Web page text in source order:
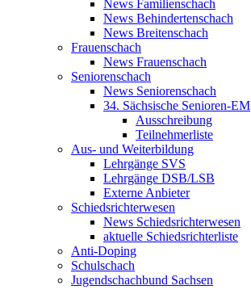
News Familienschach
News Behindertenschach
News Breitenschach
Frauenschach
News Frauenschach
Seniorenschach
News Seniorenschach
34. Sächsische Senioren-EM
Ausschreibung
Teilnehmerliste
Aus- und Weiterbildung
Lehrgänge SVS
Lehrgänge DSB/LSB
Externe Anbieter
Schiedsrichterwesen
News Schiedsrichterwesen
aktuelle Schiedsrichterliste
Anti-Doping
Schulschach
Jugendschachbund Sachsen